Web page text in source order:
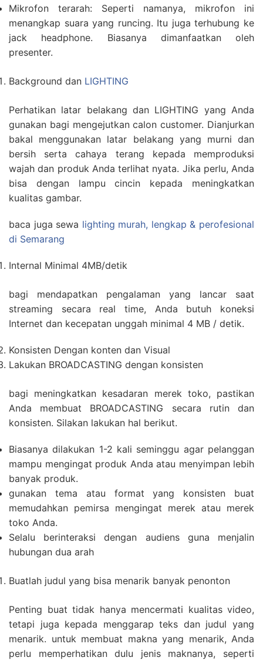
Mikrofon terarah: Seperti namanya, mikrofon ini
menangkap suara yang runcing. Itu juga terhubung ke
jack headphone. Biasanya dimanfaatkan oleh
presenter.
Background dan LIGHTING
Perhatikan latar belakang dan LIGHTING yang Anda
gunakan bagi mengejutkan calon customer. Dianjurkan
bakal menggunakan latar belakang yang murni dan
bersih serta cahaya terang kepada memproduksi
wajah dan produk Anda terlihat nyata. Jika perlu, Anda
bisa dengan lampu cincin kepada meningkatkan
kualitas gambar.
baca juga sewa lighting murah, lengkap & perofesional
di Semarang
Internal Minimal 4MB/detik
bagi mendapatkan pengalaman yang lancar saat
streaming secara real time, Anda butuh koneksi
Internet dan kecepatan unggah minimal 4 MB / detik.
Konsisten Dengan konten dan Visual
Lakukan BROADCASTING dengan konsisten
bagi meningkatkan kesadaran merek toko, pastikan
Anda membuat BROADCASTING secara rutin dan
konsisten. Silakan lakukan hal berikut.
Biasanya dilakukan 1-2 kali seminggu agar pelanggan
mampu mengingat produk Anda atau menyimpan lebih
banyak produk.
gunakan tema atau format yang konsisten buat
memudahkan pemirsa mengingat merek atau merek
toko Anda.
Selalu berinteraksi dengan audiens guna menjalin
hubungan dua arah
Buatlah judul yang bisa menarik banyak penonton
Penting buat tidak hanya mencermati kualitas video,
tetapi juga kepada menggarap teks dan judul yang
menarik. untuk membuat makna yang menarik, Anda
perlu memperhatikan dulu jenis maknanya, seperti